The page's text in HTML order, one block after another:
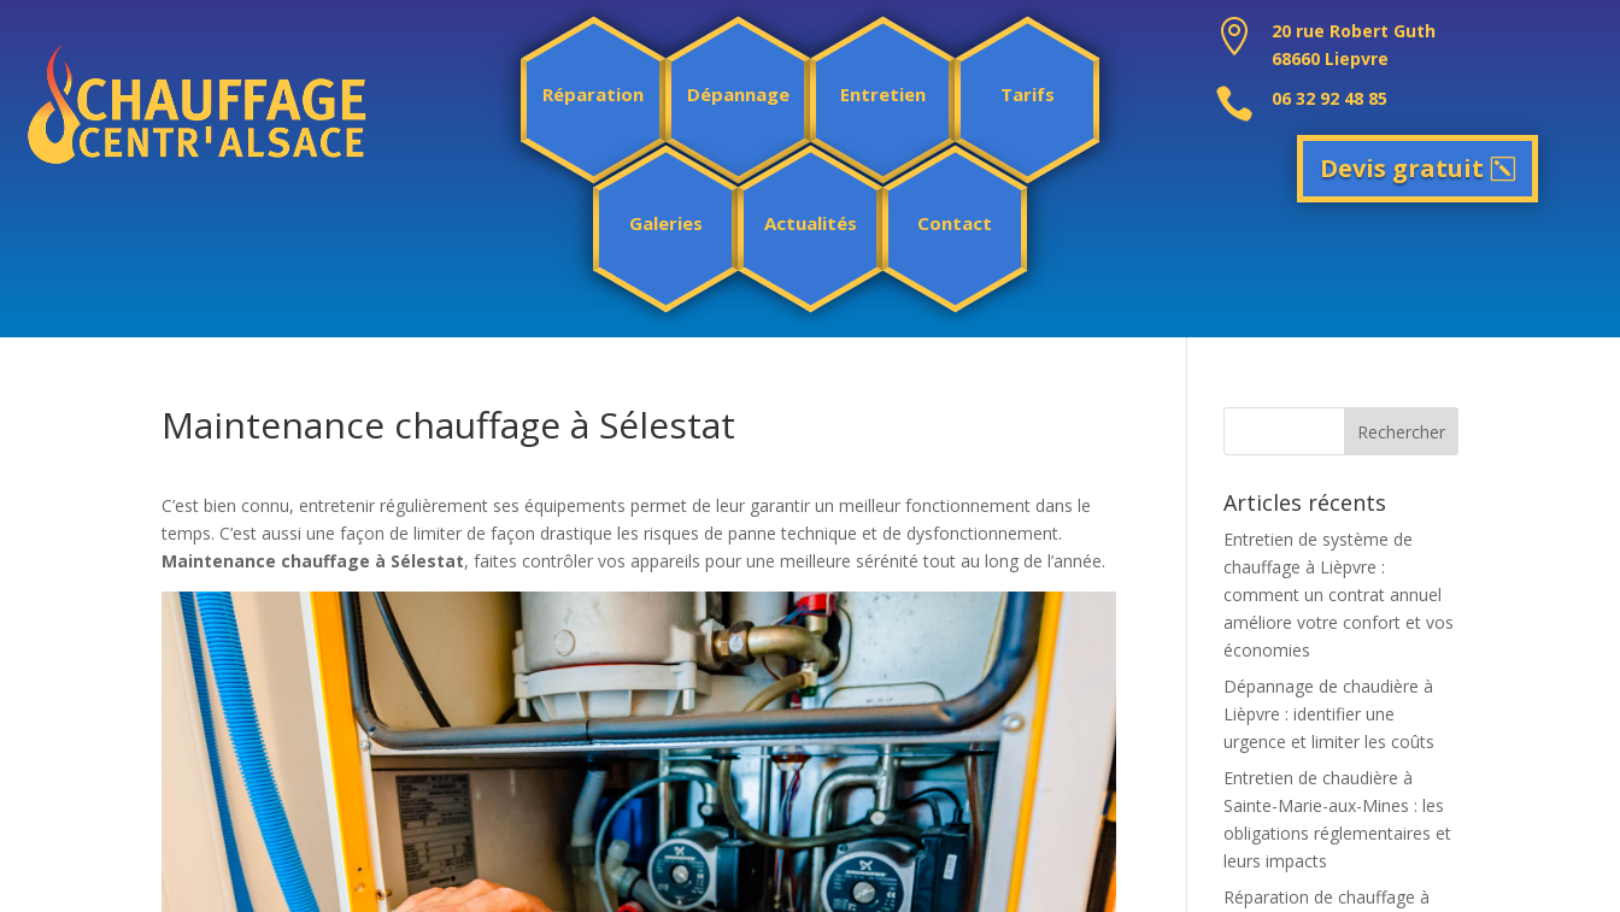
Réparation Dépannage Entretien Tarifs
Galeries Actualités Contact

20 rue Robert Guth
68660 Liepvre
 06 32 92 48 85
Devis gratuit
Maintenance chauffage à Sélestat
C’est bien connu, entretenir régulièrement ses équipements permet de leur garantir un meilleur fonctionnement dans le
temps. C’est aussi une façon de limiter de façon drastique les risques de panne technique et de dysfonctionnement.
Maintenance chauffage à Sélestat, faites contrôler vos appareils pour une meilleure sérénité tout au long de l’année.
Articles récents
Entretien de système de
chauffage à Lièpvre :
comment un contrat annuel
améliore votre confort et vos
économies
Dépannage de chaudière à
Lièpvre : identifier une
urgence et limiter les coûts
Entretien de chaudière à
Sainte-Marie-aux-Mines : les
obligations réglementaires et
leurs impacts
Réparation de chauffage à